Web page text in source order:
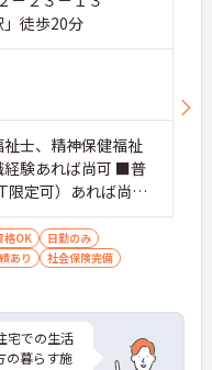
」徒歩20分
士、精神保健福祉
験あれば尚可 ■普
限定可）あれば尚可
でキャリアパスを
格OK
日勤のみ
あり
社会保険完備
宅での生活
の暮らす施